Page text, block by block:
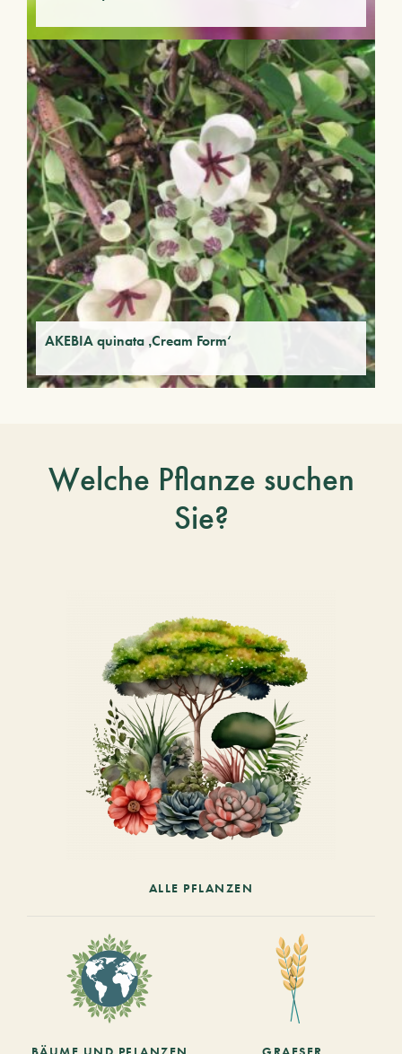
AKEBIA quinata ‚Cream Form‘
Welche Pflanze suchen
Sie?
ALLE PFLANZEN